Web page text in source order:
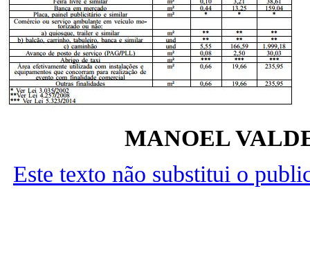
MANOEL
Este texto não substitui o